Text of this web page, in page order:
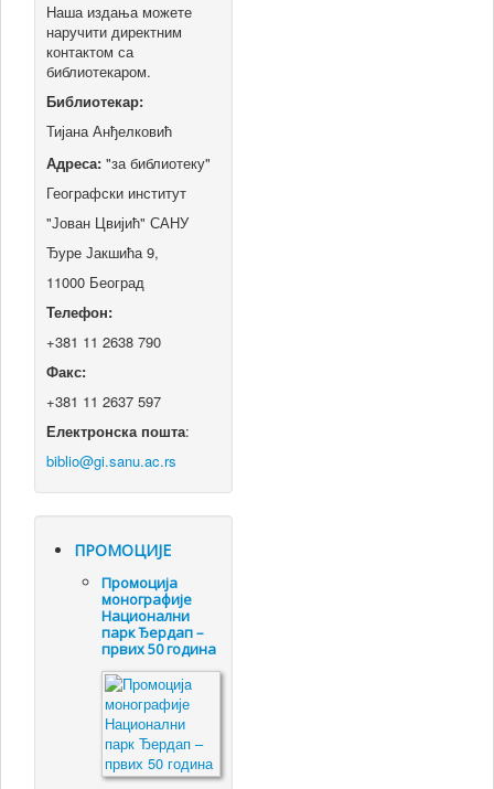
Наша издања можете
наручити директним
контактом са
библиотекаром.
Библиотекар:
Тијана Анђелковић
Адреса: "за библиотеку"
Географски институт
"Јован Цвијић" САНУ
Ђуре Јакшића 9,
11000 Београд
Телефон:
+381 11 2638 790
Факс:
+381 11 2637 597
Електронска пошта:
ПРОМОЦИЈЕ
Промоцијa
монографије
Национални
парк Ђердап –
првих 50 година